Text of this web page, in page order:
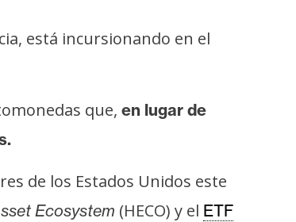
está incursionando en el
que, en lugar de
de los Estados Unidos este
Ecosystem (HECO) y el ETF